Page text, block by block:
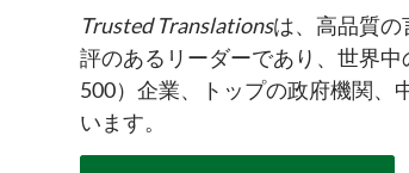
Trusted Translationsは、高品質の
評のあるリーダーであり、世界
500）企業、トップの政府機関、
います。